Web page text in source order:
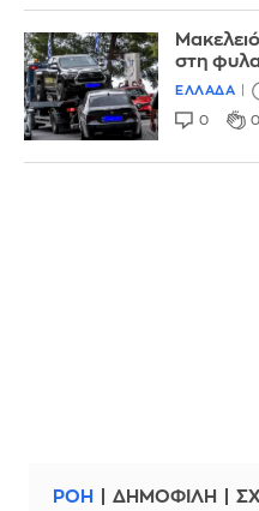
στη
ΕΛΛΑΔΑ
0 0
ΡΟΗ ΔΗΜΟΦΙΛΗ